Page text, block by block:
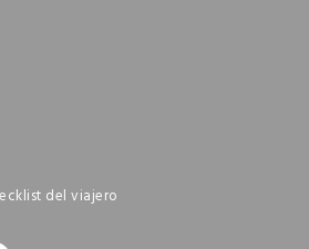
del viajero